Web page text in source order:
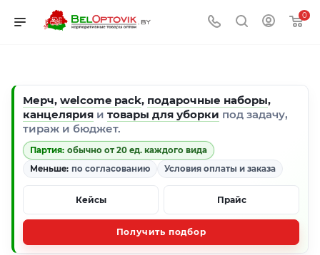
0
Мерч, welcome pack, подарочные наборы,
канцелярия и товары для уборки под задачу,
тираж и бюджет.
Партия: обычно от 20 ед. каждого вида
Меньше: по согласованию Условия оплаты и заказа
Кейсы Прайс
Получить подбор